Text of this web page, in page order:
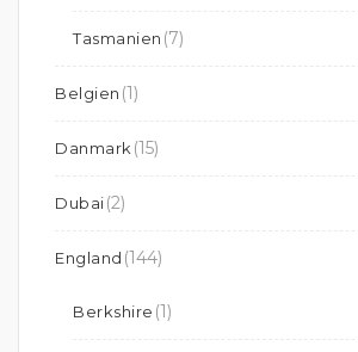
Tasmanien (7)
Belgien (1)
Danmark (15)
Dubai(2)
England (144)
Berkshire (1)